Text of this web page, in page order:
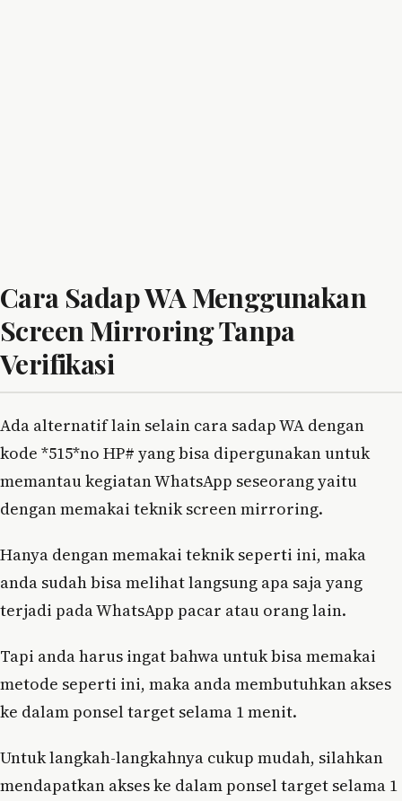
Cara Sadap WA Menggunakan
Screen Mirroring Tanpa
Verifikasi
Ada alternatif lain selain cara sadap WA dengan
kode *515*no HP# yang bisa dipergunakan untuk
memantau kegiatan WhatsApp seseorang yaitu
dengan memakai teknik screen mirroring.
Hanya dengan memakai teknik seperti ini, maka
anda sudah bisa melihat langsung apa saja yang
terjadi pada WhatsApp pacar atau orang lain.
Tapi anda harus ingat bahwa untuk bisa memakai
metode seperti ini, maka anda membutuhkan akses
ke dalam ponsel target selama 1 menit.
Untuk langkah-langkahnya cukup mudah, silahkan
mendapatkan akses ke dalam ponsel target selama 1